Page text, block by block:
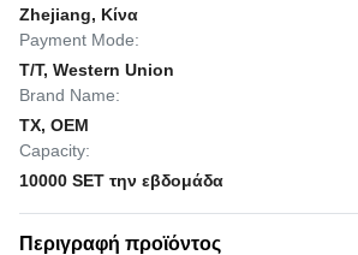
Zhejiang, Κίνα
Payment Mode:
T/T, Western Union
Brand Name:
TX, OEM
Capacity:
10000 SET την εβδομάδα
Περιγραφή προϊόντος